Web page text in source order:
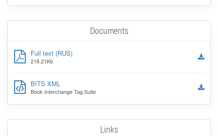
Documents
Full text (RUS)
218.21Kb
BITS XML
Book Interchange Tag Suite
Links